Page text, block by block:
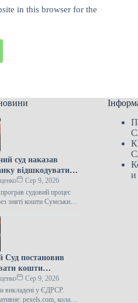
in this browser for the
суд наказав
відшкодувати
12 741 гривню,
зловмисниками.
Сер 9, 2026
судовий процес
зняті кошти Сумський
АТ КБ
Суд постановив
кошти
на якого поліція
склала протокол
автомобілем під
Сер 9, 2026
викладені у ЄДРСР.
pexels.com, колаж:
и